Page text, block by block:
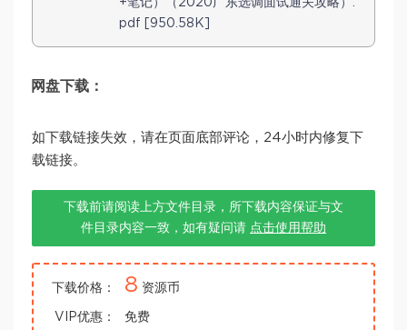
+笔记）（2020广东选调面试通关攻略）.
pdf [950.58K]
网盘下载：
如下载链接失效，请在页面底部评论，24小时内修复下
载链接。
下载前请阅读上方文件目录，所下载内容保证与文
件目录内容一致，如有疑问请 点击使用帮助
下载价格： 8 资源币
VIP优惠： 免费